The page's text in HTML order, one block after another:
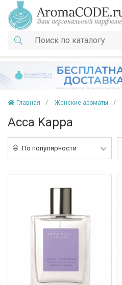
Главная Женские ароматы
Acca Kappa
По популярности